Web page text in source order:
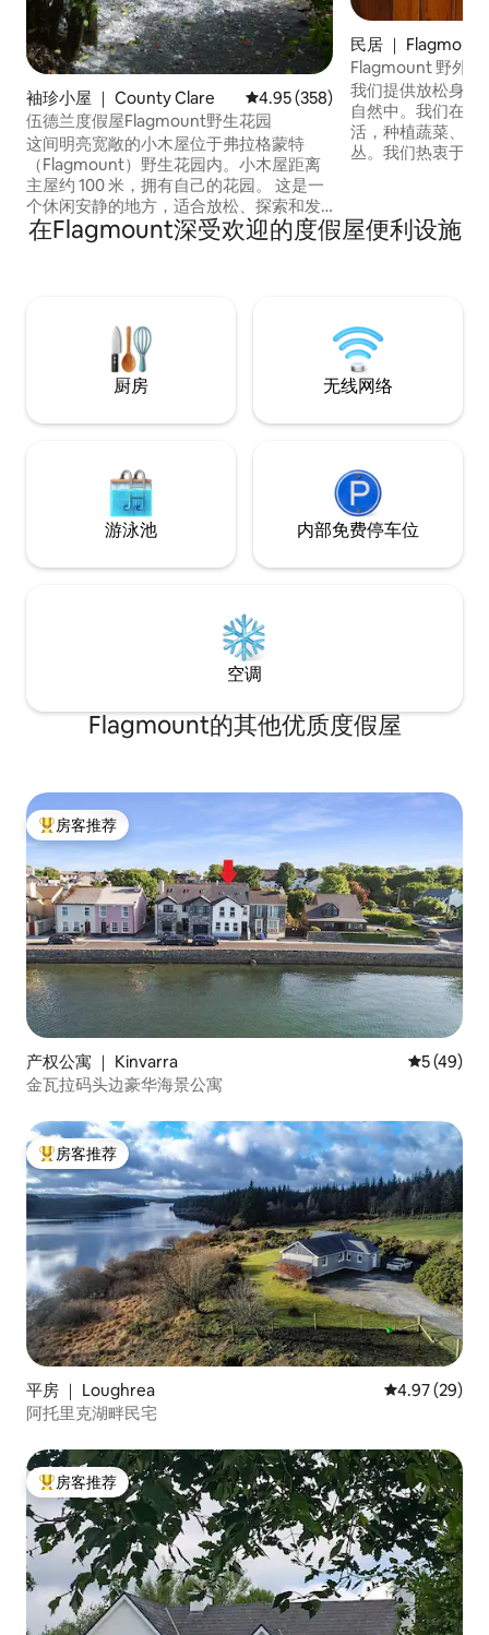
袖珍小屋 ｜ County Clare 平均评分 4.95 分（满分 5 分），
4.95 (358)
伍德兰度假屋Flagmount野生花园
这间明亮宽敞的小木屋位于弗拉格蒙特
（Flagmount）野生花园内。小木屋距离
主屋约 100 米，拥有自己的花园。 这是一
个休闲安静的地方，适合放松、探索和发
现克莱尔郡（Clare）丰富多彩的文化和多
样性，靠近许多景点，如巴伦国家公园
自然和重建野生环境充满热情。如果您也
有同样的兴趣，我们很乐意与您分享相关
民居 ｜ Flagmount
Flagmount 野外花
我们提供放松身心
自然中。我们在森
活，种植蔬菜、药
丛。我们热衷于自
树木和植物中享受
点，如巴伦国家
在Flagmount深受欢迎的度假屋便利设施
厨房 无线网络
游泳池 内部免费停车位
空调
Flagmount的其他优质度假屋
热门「房客推荐」
房客推荐
产权公寓 ｜ Kinvarra 平均评分
5 (49)
金瓦拉码头边豪华海景公寓
热门「房客推荐」
房客推荐
平房 ｜ Loughrea 平均评分
4.97 (29)
阿托里克湖畔民宅
热门「房客推荐」
房客推荐